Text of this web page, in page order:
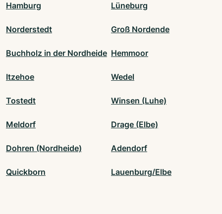
Hamburg Lüneburg
Norderstedt Groß Nordende
Buchholz in der Nordheide Hemmoor
Itzehoe Wedel
Tostedt Winsen (Luhe)
Meldorf Drage (Elbe)
Dohren (Nordheide) Adendorf
Quickborn Lauenburg/Elbe